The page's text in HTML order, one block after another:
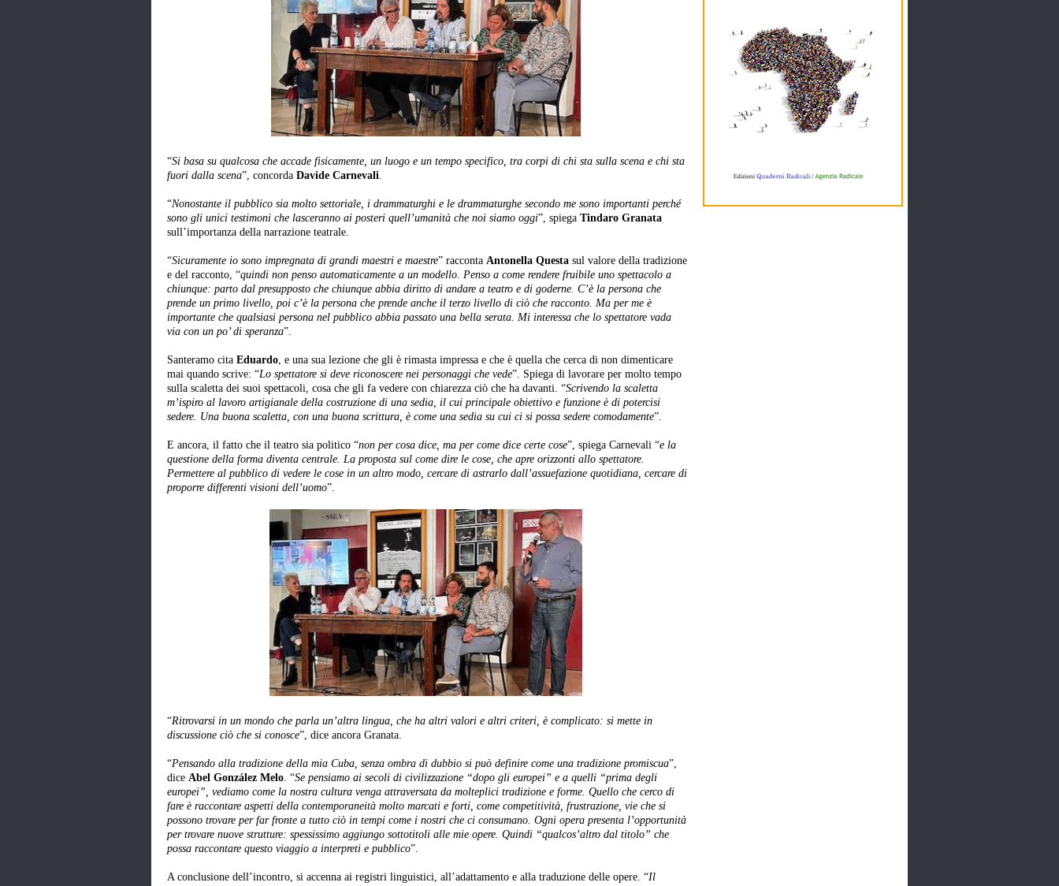
“Si basa su qualcosa che accade fisicamente, un luogo e un tempo specifico, tra corpi di chi sta sulla scena e chi sta
fuori dalla scena”, concorda Davide Carnevali.
“Nonostante il pubblico sia molto settoriale, i drammaturghi e le drammaturghe secondo me sono importanti perché
sono gli unici testimoni che lasceranno ai posteri quell’umanità che noi siamo oggi”, spiega Tindaro Granata
sull’importanza della narrazione teatrale.
“Sicuramente io sono impregnata di grandi maestri e maestre” racconta Antonella Questa sul valore della tradizione
e del racconto, “quindi non penso automaticamente a un modello. Penso a come rendere fruibile uno spettacolo a
chiunque: parto dal presupposto che chiunque abbia diritto di andare a teatro e di goderne. C’è la persona che
prende un primo livello, poi c’è la persona che prende anche il terzo livello di ciò che racconto. Ma per me è
importante che qualsiasi persona nel pubblico abbia passato una bella serata. Mi interessa che lo spettatore vada
via con un po’ di speranza”.
Santeramo cita Eduardo, e una sua lezione che gli è rimasta impressa e che è quella che cerca di non dimenticare
mai quando scrive: “Lo spettatore si deve riconoscere nei personaggi che vede”. Spiega di lavorare per molto tempo
sulla scaletta dei suoi spettacoli, cosa che gli fa vedere con chiarezza ciò che ha davanti. “Scrivendo la scaletta
m’ispiro al lavoro artigianale della costruzione di una sedia, il cui principale obiettivo e funzione è di potercisi
sedere. Una buona scaletta, con una buona scrittura, è come una sedia su cui ci si possa sedere comodamente”.
E ancora, il fatto che il teatro sia politico “non per cosa dice, ma per come dice certe cose”, spiega Carnevali “e la
questione della forma diventa centrale. La proposta sul come dire le cose, che apre orizzonti allo spettatore.
Permettere al pubblico di vedere le cose in un altro modo, cercare di astrarlo dall’assuefazione quotidiana, cercare di
proporre differenti visioni dell’uomo”.
“Ritrovarsi in un mondo che parla un’altra lingua, che ha altri valori e altri criteri, è complicato: si mette in
discussione ciò che si conosce”, dice ancora Granata.
“Pensando alla tradizione della mia Cuba, senza ombra di dubbio si può definire come una tradizione promiscua”,
dice Abel González Melo. “Se pensiamo ai secoli di civilizzazione “dopo gli europei” e a quelli “prima degli
europei”, vediamo come la nostra cultura venga attraversata da molteplici tradizione e forme. Quello che cerco di
fare è raccontare aspetti della contemporaneità molto marcati e forti, come competitività, frustrazione, vie che si
possono trovare per far fronte a tutto ciò in tempi come i nostri che ci consumano. Ogni opera presenta l’opportunità
per trovare nuove strutture: spessissimo aggiungo sottotitoli alle mie opere. Quindi “qualcos’altro dal titolo” che
possa raccontare questo viaggio a interpreti e pubblico”.
A conclusione dell’incontro, si accenna ai registri linguistici, all’adattamento e alla traduzione delle opere. “Il